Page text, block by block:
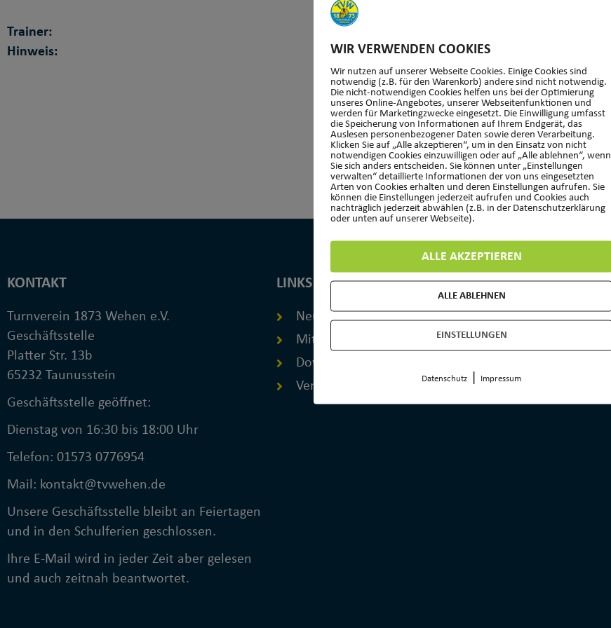
Trainer:
Hinweis:
KONTAKT
Turnverein 1873 Wehen e.V.
Geschäftsstelle
Platter Str. 13b
65232 Taunusstein
Geschäftsstelle geöffnet:
Dienstag von 16:30 bis 18:00 Uhr
Telefon: 01573 0776954
Mail: kontakt@tvwehen.de
Unsere Geschäftsstelle bleibt an Feiertagen
und in den Schulferien geschlossen.
Ihre E-Mail wird in jeder Zeit aber gelesen
und auch zeitnah beantwortet.
LINKS
Neuigkeiten
Mitgliedschaft
Downloads
Vereinszeitung
FORMULARE
Aufnahmeantrag
Datenänderung
Satzung
WIR VERWENDEN COOKIES
Wir nutzen auf unserer Webseite Cookies. Einige Cookies sind
notwendig (z.B. für den Warenkorb) andere sind nicht notwendig.
Die nicht-notwendigen Cookies helfen uns bei der Optimierung
unseres Online-Angebotes, unserer Webseitenfunktionen und
werden für Marketingzwecke eingesetzt. Die Einwilligung umfasst
die Speicherung von Informationen auf Ihrem Endgerät, das
Auslesen personenbezogener Daten sowie deren Verarbeitung.
Klicken Sie auf „Alle akzeptieren“, um in den Einsatz von nicht
notwendigen Cookies einzuwilligen oder auf „Alle ablehnen“, wenn
Sie sich anders entscheiden. Sie können unter „Einstellungen
verwalten“ detaillierte Informationen der von uns eingesetzten
Arten von Cookies erhalten und deren Einstellungen aufrufen. Sie
können die Einstellungen jederzeit aufrufen und Cookies auch
nachträglich jederzeit abwählen (z.B. in der Datenschutzerklärung
oder unten auf unserer Webseite).
ALLE AKZEPTIEREN
ALLE ABLEHNEN
EINSTELLUNGEN
Datenschutz Impressum